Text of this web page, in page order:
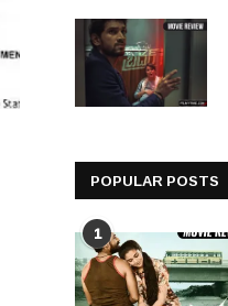
POPULAR POSTS
1